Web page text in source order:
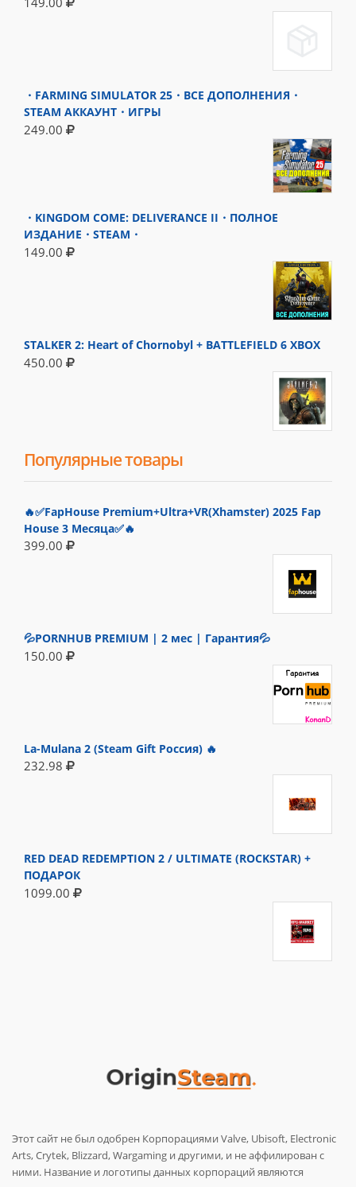
・FARMING SIMULATOR 25・ВСЕ ДОПОЛНЕНИЯ・
STEAM АККАУНТ・ИГРЫ
249.00
・KINGDOM COME: DELIVERANCE II・ПОЛНОЕ
ИЗДАНИЕ・STEAM・
149.00
STALKER 2: Heart of Chornobyl + BATTLEFIELD 6 XBOX
450.00
Популярные товары
🔥✅FapHouse Premium+Ultra+VR(Xhamster) 2025 Fap
House 3 Месяца✅🔥
399.00
💦PORNHUB PREMIUM | 2 мес | Гарантия💦
150.00
La-Mulana 2 (Steam Gift Россия) 🔥
232.98
RED DEAD REDEMPTION 2 / ULTIMATE (ROCKSTAR) +
ПОДАРОК
1099.00
Этот сайт не был одобрен Корпорациями Valve, Ubisoft, Electronic
Arts, Crytek, Blizzard, Wargaming и другими, и не аффилирован с
ними. Название и логотипы данных корпораций являются